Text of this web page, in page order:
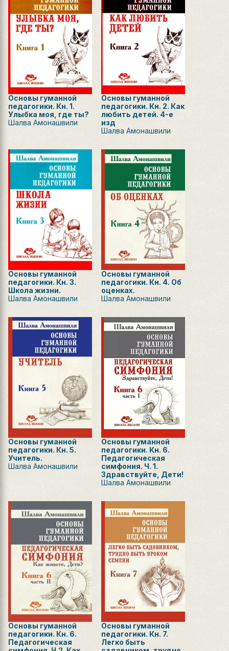
Основы гуманной
педагогики. Кн. 1.
Улыбка моя, где ты?
Шалва Амонашвили
Основы гуманной
педагогики. Кн. 2. Как
любить детей. 4-е
изд
Шалва Амонашвили
Основы гуманной
педагогики. Кн. 3.
Школа жизни.
Шалва Амонашвили
Основы гуманной
педагогики. Кн. 4. Об
оценках.
Шалва Амонашвили
Основы гуманной
педагогики. Кн. 5.
Учитель.
Шалва Амонашвили
Основы гуманной
педагогики. Кн. 6.
Педагогическая
симфония. Ч. 1.
Здравствуйте, Дети!
Шалва Амонашвили
Основы гуманной
педагогики. Кн. 6.
Педагогическая
Основы гуманной
педагогики. Кн. 7.
Легко быть